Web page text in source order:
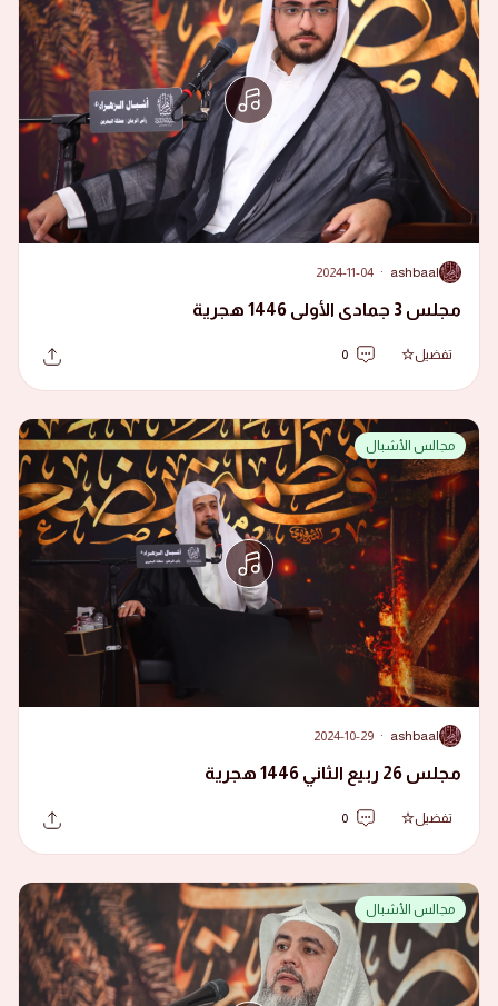
A
ashbaal
·
2024-11-04
مجلس 3 جمادى الأولى 1446 هجرية
تفضيل 0
مجالس الأشبال
A
ashbaal
·
2024-10-29
مجلس 26 ربيع الثاني 1446 هجرية
تفضيل 0
مجالس الأشبال